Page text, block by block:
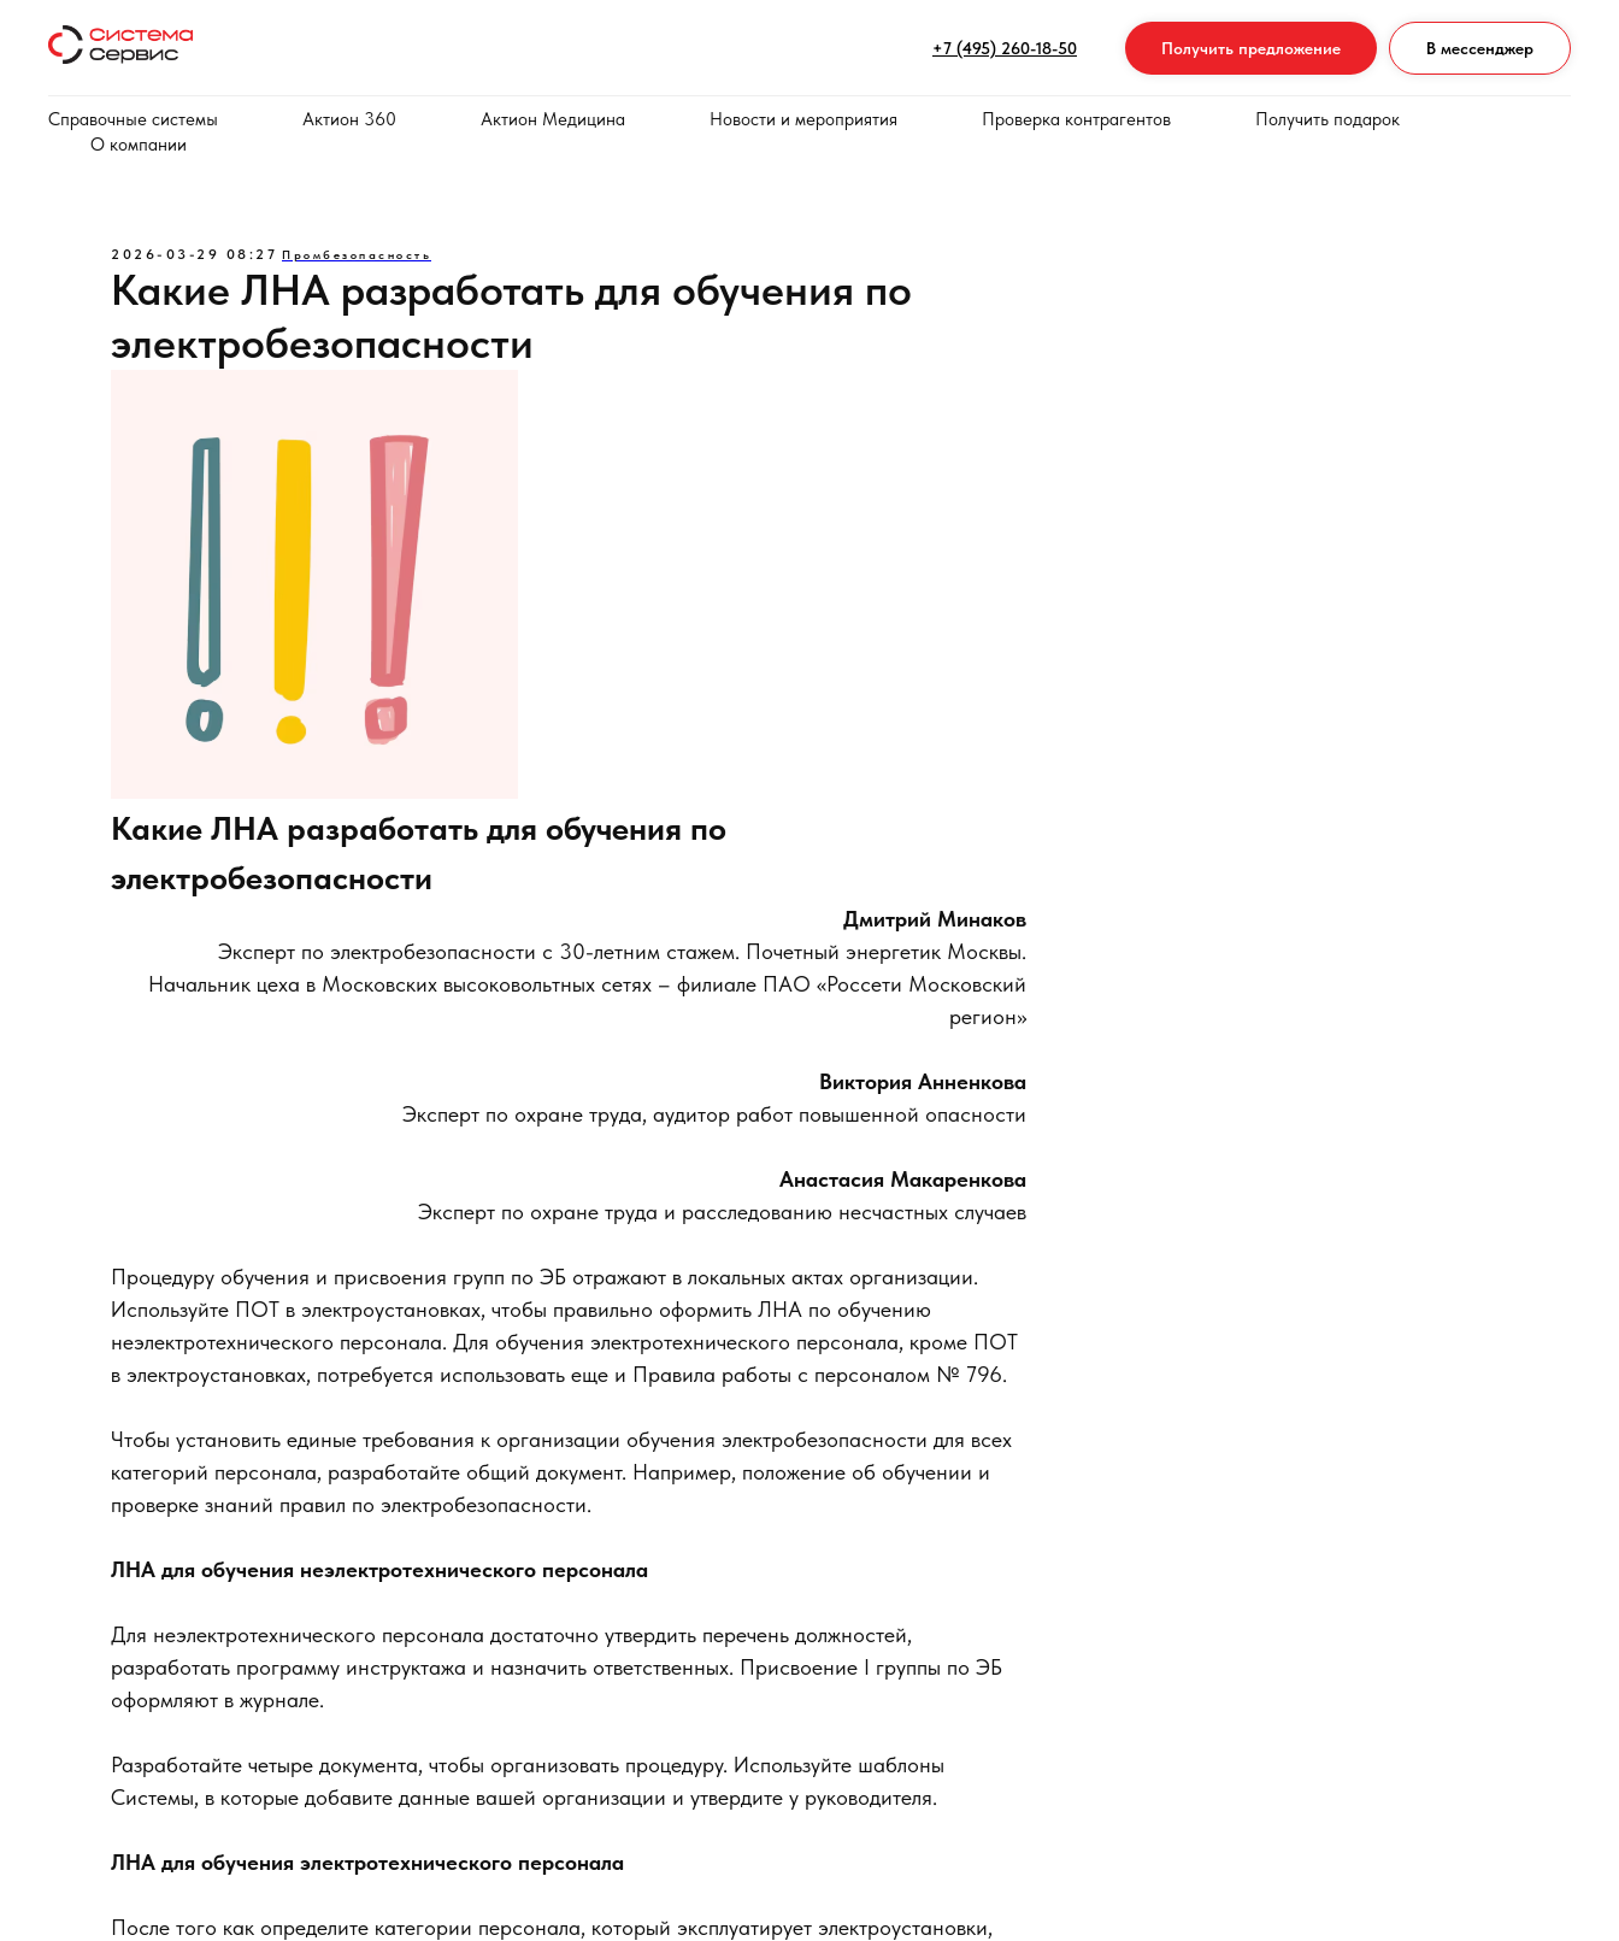
+7 (495) 260-18-50 Получить предложение В мессенджер
Справочные системы Актион 360 Актион Медицина Новости и мероприятия Проверка контрагентов
Получить подарок
О компании
2026-03-29 08:27 Промбезопасность
Какие ЛНА разработать для обучения по
электробезопасности
Какие ЛНА разработать для обучения по
электробезопасности
Дмитрий Минаков
Эксперт по электробезопасности с 30-летним стажем. Почетный энергетик Москвы.
Начальник цеха в Московских высоковольтных сетях – филиале ПАО «Россети Московский
регион»
Виктория Анненкова
Эксперт по охране труда, аудитор работ повышенной опасности
Анастасия Макаренкова
Эксперт по охране труда и расследованию несчастных случаев
Процедуру обучения и присвоения групп по ЭБ отражают в локальных актах организации.
Используйте ПОТ в электроустановках, чтобы правильно оформить ЛНА по обучению
неэлектротехнического персонала. Для обучения электротехнического персонала, кроме ПОТ
в электроустановках, потребуется использовать еще и Правила работы с персоналом № 796.
Чтобы установить единые требования к организации обучения электробезопасности для всех
категорий персонала, разработайте общий документ. Например, положение об обучении и
проверке знаний правил по электробезопасности.
ЛНА для обучения неэлектротехнического персонала
Для неэлектротехнического персонала достаточно утвердить перечень должностей,
разработать программу инструктажа и назначить ответственных. Присвоение I группы по ЭБ
оформляют в журнале.
Разработайте четыре документа, чтобы организовать процедуру. Используйте шаблоны
Системы, в которые добавите данные вашей организации и утвердите у руководителя.
ЛНА для обучения электротехнического персонала
После того как определите категории персонала, который эксплуатирует электроустановки,